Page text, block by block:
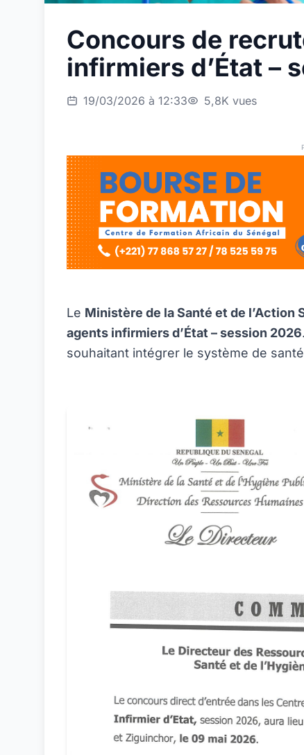
Concours de
infirmiers d’État –
19/03/2026 à 12:33 5,8K vues
Le Ministère de la Santé et de l’Action
agents infirmiers d’État – session 2026
souhaitant intégrer le système de